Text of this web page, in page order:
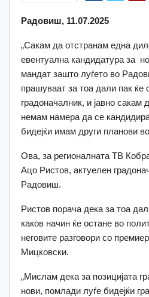
Радовиш, 11.07.2025
„Сакам да отстранам една
евентуална кандидатура за
мандат зашто луѓето во
прашуваат за тоа дали пак ќе
градоначалник, и јавно
немам намера да се
бидејќи имам други планови
Ова, за регионалната ТВ
Ацо Ристов, актуелен
Радовиш.
Ристов порача дека за тоа
каков начин ќе остане во
неговите разговори со
Мицковски.
„Мислам дека за позицијата
нови, помлади луѓе бидејќи